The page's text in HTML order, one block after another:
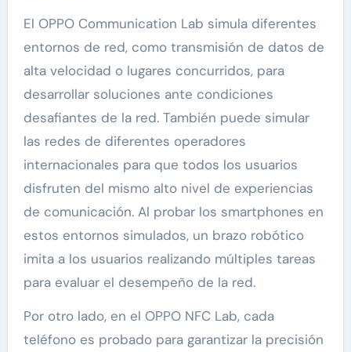
El OPPO Communication Lab simula diferentes
entornos de red, como transmisión de datos de
alta velocidad o lugares concurridos, para
desarrollar soluciones ante condiciones
desafiantes de la red. También puede simular
las redes de diferentes operadores
internacionales para que todos los usuarios
disfruten del mismo alto nivel de experiencias
de comunicación. Al probar los smartphones en
estos entornos simulados, un brazo robótico
imita a los usuarios realizando múltiples tareas
para evaluar el desempeño de la red.
Por otro lado, en el OPPO NFC Lab, cada
teléfono es probado para garantizar la precisión